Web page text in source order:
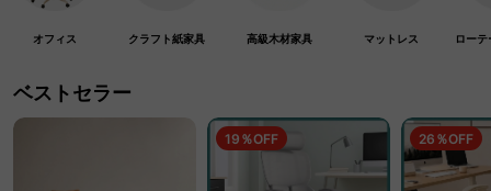
オフィス クラフト紙家具 高級木材家具 マットレス ロー
ベストセラー
19％OFF 26％OFF